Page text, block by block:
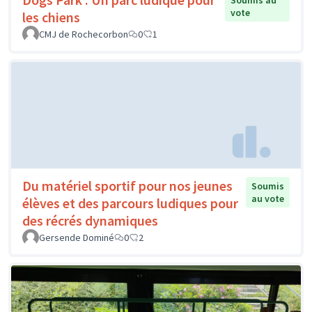
les chiens
vote
CMJ de Rochecorbon
0 1
Du matériel sportif pour nos jeunes
élèves et des parcours ludiques pour
des récrés dynamiques
Soumis
au vote
Gersende Dominé 0 2